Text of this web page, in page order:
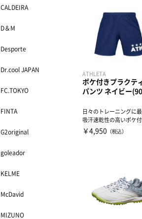
ATHLETA
ポケ付きプラクテ
パンツ ネイビー
日々のトレーニングに
吸汗速乾性の高いポケ
ラクティスパンツ
￥4,950 （税込）
CALDEIRA
D＆M
Desporte
Dr.cool JAPAN
FC.TOKYO
FINTA
G2original
goleador
KELME
McDavid
MIZUNO